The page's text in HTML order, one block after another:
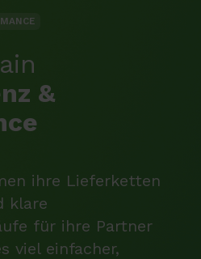
&
ihre Lieferketten
klare
für ihre Partner
viel einfacher,